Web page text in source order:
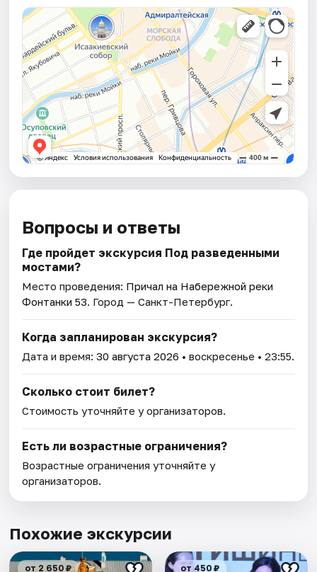
Вопросы и ответы
Где пройдет экскурсия Под разведенными
мостами?
Место проведения: Причал на Набережной реки
Фонтанки 53. Город — Санкт-Петербург.
Когда запланирован экскурсия?
Дата и время:30 августа 2026 • воскресенье • 23:55.
Сколько стоит билет?
Стоимость уточняйте у организаторов.
Есть ли возрастные ограничения?
Возрастные ограничения уточняйте у
организаторов.
Похожие экскурсии
от 2 650 ₽ от 450 ₽